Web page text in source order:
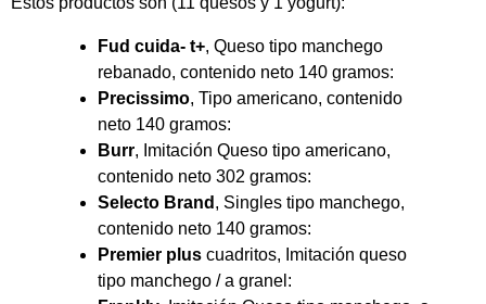
Fud cuida- t+, Queso tipo manchego
rebanado, contenido neto 140 gramos:
Precissimo, Tipo americano, contenido
neto 140 gramos:
Burr, Imitación Queso tipo americano,
contenido neto 302 gramos:
Selecto Brand , Singles tipo manchego,
contenido neto 140 gramos:
Premier plus cuadritos, Imitación queso
tipo manchego / a granel: